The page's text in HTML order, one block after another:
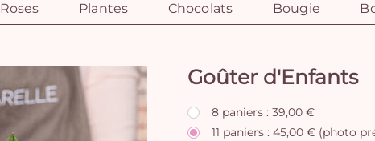
Roses Plantes Chocolats Bougie
Goûter d'Enfants
8 paniers : 39,00 €
11 paniers : 45,00 € (photo